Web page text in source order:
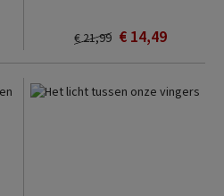
€ 14,49
€ 21,99